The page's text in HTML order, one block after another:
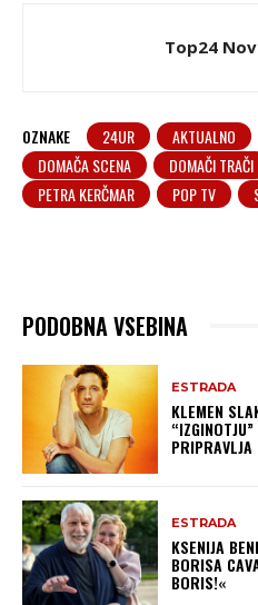
Top24
OZNAKE 24UR AKTUALNO
DOMAČA SCENA
DOMAČI TRAČI
PETRA KERČMAR
POP TV
PODOBNA VSEBINA
ESTRADA
KLEMEN
ESTRADA
KSENIJA
BORISA
BORIS!«